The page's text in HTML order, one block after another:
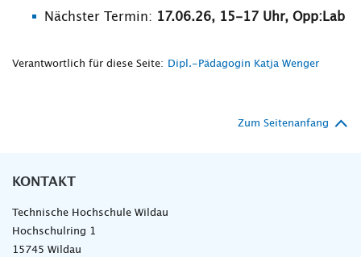
Nächster Termin: 17.06.26, 15-17 Uhr, Opp:Lab
Verantwortlich für diese Seite: Dipl.-Pädagogin Katja Wenger
Zum Seitenanfang
KONTAKT
Technische Hochschule Wildau
Hochschulring 1
15745 Wildau